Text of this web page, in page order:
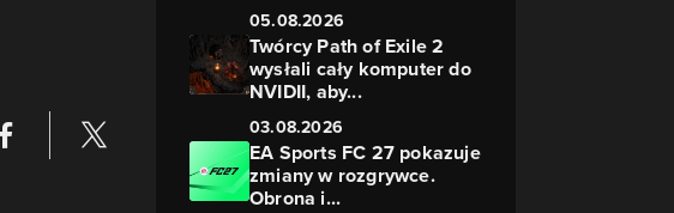
05.08.2026
Twórcy Path of Exile 2
wysłali cały komputer do
NVIDII, aby...
03.08.2026
EA Sports FC 27 pokazuje
zmiany w rozgrywce.
Obrona i...